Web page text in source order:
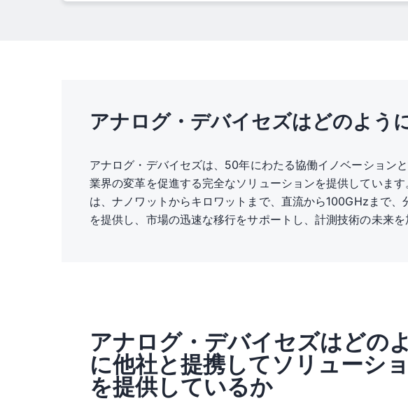
四重極質量分析計 インバー
アナログ・デバイセズはどのよう
アナログ・デバイセズは、50年にわたる協働イノベーション
業界の変革を促進する完全なソリューションを提供していま
は、ナノワットからキロワットまで、直流から100GHzまで
を提供し、市場の迅速な移行をサポートし、計測技術の未来を
アナログ・デバイセズはどの
に他社と提携してソリューシ
を提供しているか